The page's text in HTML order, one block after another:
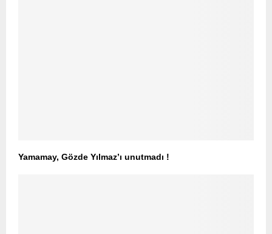
Yamamay, Gözde Yılmaz’ı unutmadı !